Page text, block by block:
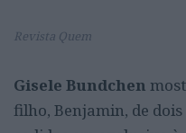
Revista Quem
Gisele Bundchen
filho, Benjamin, de